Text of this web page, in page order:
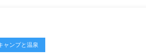
ャンプと温泉